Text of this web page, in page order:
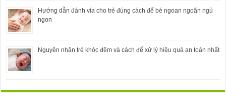
Hướng dẫn đánh vía cho trẻ đúng cách để bé ngoan ngoãn ngủ
ngon
Nguyên nhân trẻ khóc đêm và cách để xử lý hiệu quả an toàn nhất